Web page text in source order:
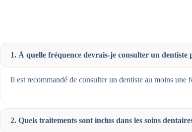
1. À quelle fréquence devrais-je consulter un dentiste
Il est recommandé de consulter un dentiste au moins
2. Quels traitements sont inclus dans les soins